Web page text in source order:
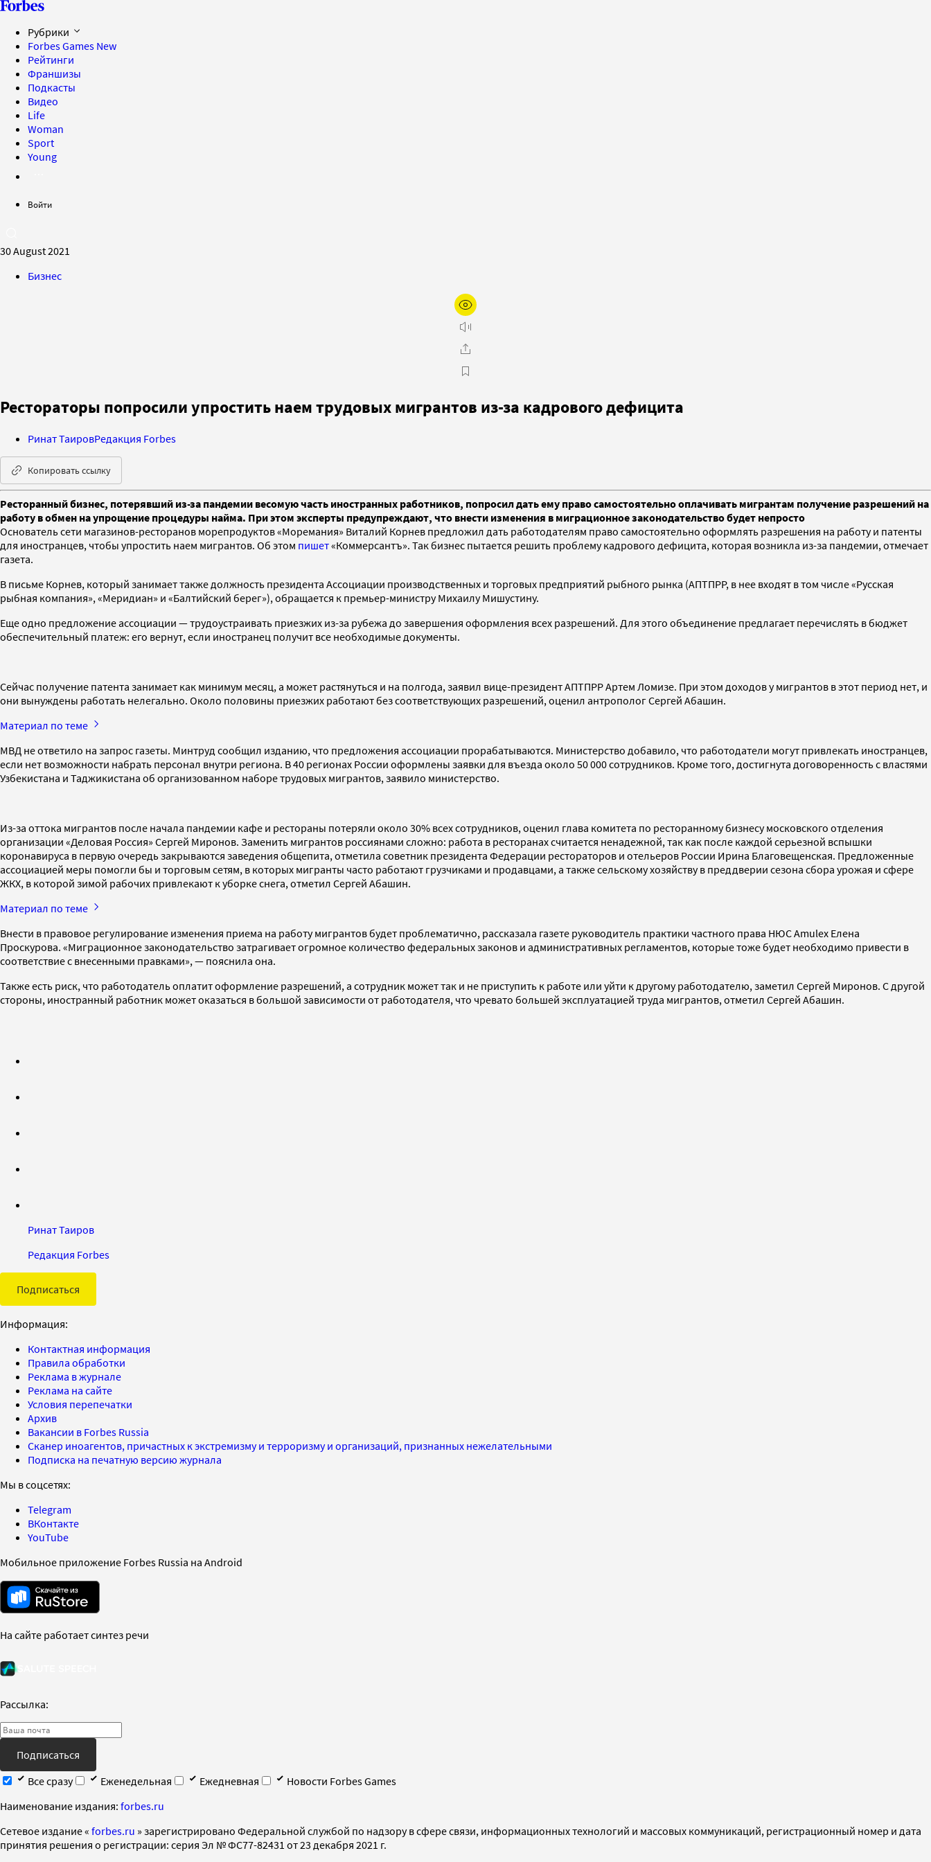
Рубрики
Forbes Games New
Рейтинги
Франшизы
Подкасты
Видео
Life
Woman
Sport
Young
Войти
30 August 2021
Бизнес
Рестораторы попросили упростить наем трудовых мигрантов из-за кадрового дефицита
Ринат ТаировРедакция Forbes
Копировать ссылку
Ресторанный бизнес, потерявший из-за пандемии весомую часть иностранных работников, попросил дать ему право самостоятельно оплачивать мигрантам получение разрешений на
работу в обмен на упрощение процедуры найма. При этом эксперты предупреждают, что внести изменения в миграционное законодательство будет непросто
Основатель сети магазинов-ресторанов морепродуктов «Моремания» Виталий Корнев предложил дать работодателям право самостоятельно оформлять разрешения на работу и патенты
для иностранцев, чтобы упростить наем мигрантов. Об этом пишет«Коммерсантъ». Так бизнес пытается решить проблему кадрового дефицита, которая возникла из-за пандемии, отмечает
газета.
В письме Корнев, который занимает также должность президента Ассоциации производственных и торговых предприятий рыбного рынка (АПТПРР, в нее входят в том числе «Русская
рыбная компания», «Меридиан» и «Балтийский берег»), обращается к премьер-министру Михаилу Мишустину.
Еще одно предложение ассоциации — трудоустраивать приезжих из-за рубежа до завершения оформления всех разрешений. Для этого объединение предлагает перечислять в бюджет
обеспечительный платеж: его вернут, если иностранец получит все необходимые документы.
Сейчас получение патента занимает как минимум месяц, а может растянуться и на полгода, заявил вице-президент АПТПРР Артем Ломизе. При этом доходов у мигрантов в этот период нет, и
они вынуждены работать нелегально. Около половины приезжих работают без соответствующих разрешений, оценил антрополог Сергей Абашин.
Материал по теме
МВД не ответило на запрос газеты. Минтруд сообщил изданию, что предложения ассоциации прорабатываются. Министерство добавило, что работодатели могут привлекать иностранцев,
если нет возможности набрать персонал внутри региона. В 40 регионах России оформлены заявки для въезда около 50 000 сотрудников. Кроме того, достигнута договоренность с властями
Узбекистана и Таджикистана об организованном наборе трудовых мигрантов, заявило министерство.
Из-за оттока мигрантов после начала пандемии кафе и рестораны потеряли около 30% всех сотрудников, оценил глава комитета по ресторанному бизнесу московского отделения
организации «Деловая Россия» Сергей Миронов. Заменить мигрантов россиянами сложно: работа в ресторанах считается ненадежной, так как после каждой серьезной вспышки
коронавируса в первую очередь закрываются заведения общепита, отметила советник президента Федерации рестораторов и отельеров России Ирина Благовещенская. Предложенные
ассоциацией меры помогли бы и торговым сетям, в которых мигранты часто работают грузчиками и продавцами, а также сельскому хозяйству в преддверии сезона сбора урожая и сфере
ЖКХ, в которой зимой рабочих привлекают к уборке снега, отметил Сергей Абашин.
Материал по теме
Внести в правовое регулирование изменения приема на работу мигрантов будет проблематично, рассказала газете руководитель практики частного права НЮС Amulex Елена
Проскурова. «Миграционное законодательство затрагивает огромное количество федеральных законов и административных регламентов, которые тоже будет необходимо привести в
соответствие с внесенными правками», — пояснила она.
Также есть риск, что работодатель оплатит оформление разрешений, а сотрудник может так и не приступить к работе или уйти к другому работодателю, заметил Сергей Миронов. С другой
стороны, иностранный работник может оказаться в большой зависимости от работодателя, что чревато большей эксплуатацией труда мигрантов, отметил Сергей Абашин.
Ринат Таиров
Редакция Forbes
Подписаться
Информация:
Контактная информация
Правила обработки
Реклама в журнале
Реклама на сайте
Условия перепечатки
Архив
Вакансии в Forbes Russia
Сканер иноагентов, причастных к экстремизму и терроризму и организаций, признанных нежелательными
Подписка на печатную версию журнала
Мы в соцсетях:
Telegram
ВКонтакте
YouTube
Мобильное приложение Forbes Russia на Android
На сайте работает синтез речи
Рассылка:
Подписаться
Все сразу
Еженедельная Ежедневная
Новости Forbes Games
Наименование издания: forbes.ru
Cетевое издание « forbes.ru » зарегистрировано Федеральной службой по надзору в сфере связи, информационных технологий и массовых коммуникаций, регистрационный номер и дата
принятия решения о регистрации: серия Эл № ФС77-82431 от 23 декабря 2021 г.